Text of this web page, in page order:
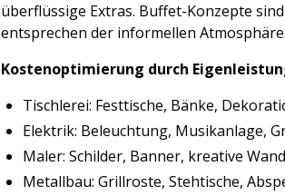
überflüssige Extras. Buffet-Konzepte
entsprechen der informellen Atmosphäre.
Kostenoptimierung durch
Tischlerei: Festtische, Bänke,
Elektrik: Beleuchtung, Musikanlage,
Maler: Schilder, Banner, kreative
Metallbau: Grillroste, Stehtische,